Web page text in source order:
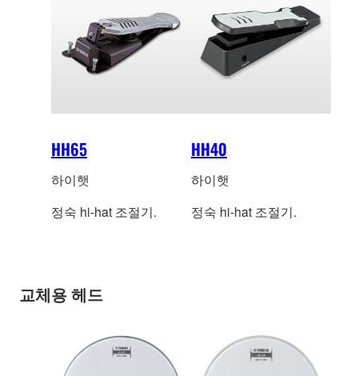
HH65
하이햇
정숙 hi-hat 조절기.
HH40
하이햇
정숙 hi-hat 조절기.
교체용 헤드